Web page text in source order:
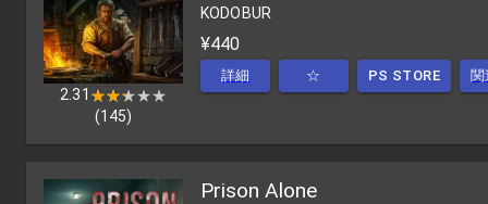
2.31 ★★★★★
★★★★★
(145)
KODOBUR
¥440
詳細 ☆ PS STORE
Prison Alone